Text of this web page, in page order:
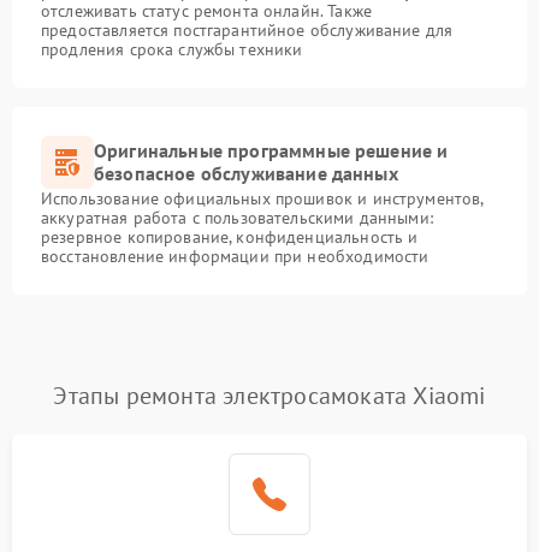
отслеживать статус ремонта онлайн. Также
предоставляется постгарантийное обслуживание для
продления срока службы техники
Оригинальные программные решение и
безопасное обслуживание данных
Использование официальных прошивок и инструментов,
аккуратная работа с пользовательскими данными:
резервное копирование, конфиденциальность и
восстановление информации при необходимости
Этапы ремонта электросамоката Xiaomi